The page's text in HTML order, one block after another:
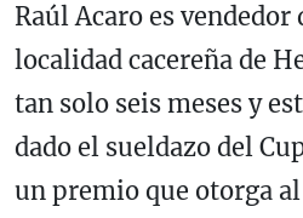
Raúl Acaro es vendedor
localidad cacereña de
tan solo seis meses y
dado el sueldazo del
un premio que otorga